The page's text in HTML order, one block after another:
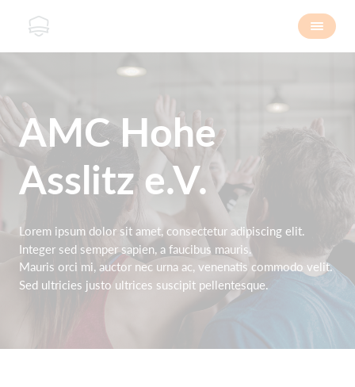
AMC Hohe
Asslitz e.V.
Lorem ipsum dolor sit amet, consectetur adipiscing elit.
Integer sed semper sapien, a faucibus mauris.
Mauris orci mi, auctor nec urna ac, venenatis commodo velit.
Sed ultricies justo ultrices suscipit pellentesque.